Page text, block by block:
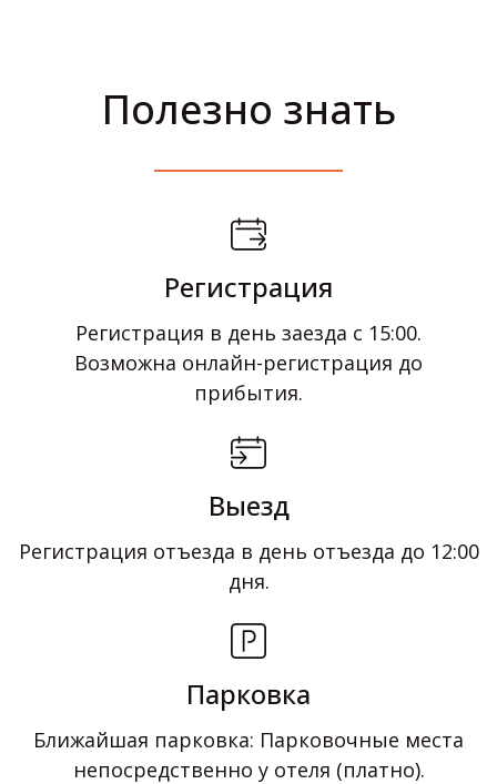
Полезно знать
Регистрация
Регистрация в день заезда с 15:00.
Возможна онлайн-регистрация до
прибытия.
Выезд
Регистрация отъезда в день отъезда до 12:00
дня.
Парковка
Ближайшая парковка: Парковочные места
непосредственно у отеля (платно).